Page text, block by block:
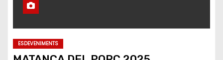
ESDEVENIMENTS